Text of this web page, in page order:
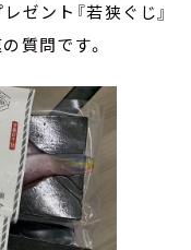
ゼント『若狭ぐじ』
質問です。